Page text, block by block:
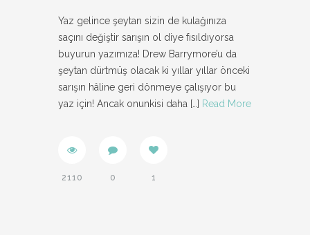
Yaz gelince şeytan sizin de kulağınıza
saçını değiştir sarışın ol diye fısıldıyorsa
buyurun yazımıza! Drew Barrymore’u da
şeytan dürtmüş olacak ki yıllar yıllar önceki
sarışın hâline geri dönmeye çalışıyor bu
yaz için! Ancak onunkisi daha […] Read More
2110 0 1